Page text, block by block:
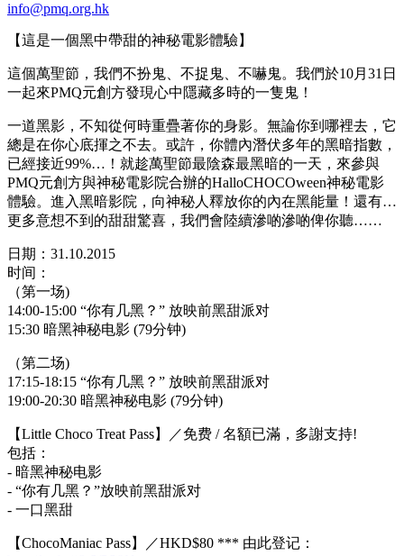
info@pmq.org.hk
【這是一個黑中帶甜的神秘電影體驗】
這個萬聖節，我們不扮鬼、不捉鬼、不嚇鬼。我們於10月31日
一起來PMQ元創方發現心中隱藏多時的一隻鬼！
一道黑影，不知從何時重疊著你的身影。無論你到哪裡去，它
總是在你心底揮之不去。或許，你體內潛伏多年的黑暗指數，
已經接近99%…！就趁萬聖節最陰森最黑暗的一天，來參與
PMQ元創方與神秘電影院合辦的HalloCHOCOween神秘電影
體驗。進入黑暗影院，向神秘人釋放你的內在黑能量！還有…
更多意想不到的甜甜驚喜，我們會陸續滲啲滲啲俾你聽……
日期：31.10.2015
时间：
（第一场)
14:00-15:00 “你有几黑？” 放映前黑甜派对
15:30 暗黑神秘电影 (79分钟)
（第二场)
17:15-18:15 “你有几黑？” 放映前黑甜派对
19:00-20:30 暗黑神秘电影 (79分钟)
【Little Choco Treat Pass】／免费 / 名額已滿，多謝支持!
包括：
- 暗黑神秘电影
- “你有几黑？”放映前黑甜派对
- 一口黑甜
【ChocoManiac Pass】／HKD$80 *** 由此登记：